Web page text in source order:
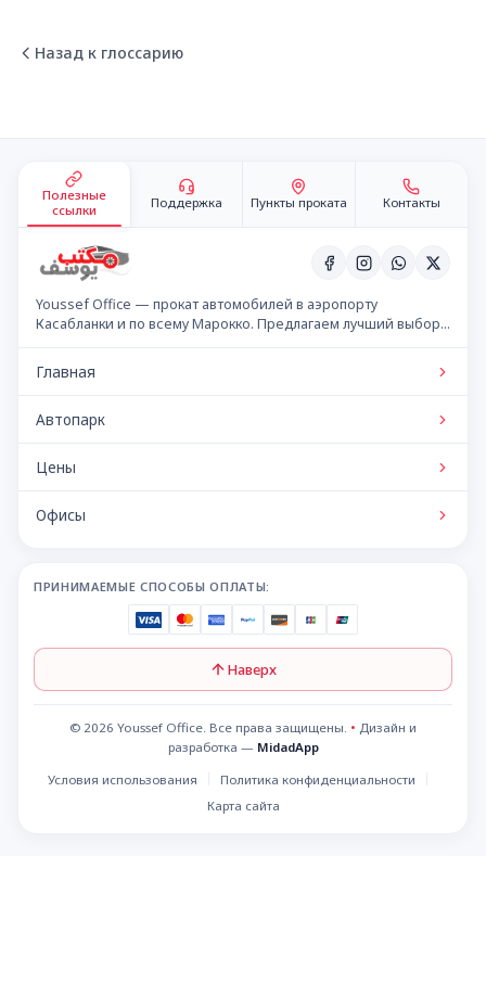
Назад к глоссарию
Полезные
ссылки
Поддержка Пункты проката Контакты
Youssef Office — прокат автомобилей в аэропорту
Касабланки и по всему Марокко. Предлагаем лучший выбор
Главная
Автопарк
Цены
Офисы
ПРИНИМАЕМЫЕ СПОСОБЫ ОПЛАТЫ:
Наверх
© 2026 Youssef Office. Все права защищены. • Дизайн и
разработка — MidadApp
Условия использования
Политика конфиденциальности
Карта сайта